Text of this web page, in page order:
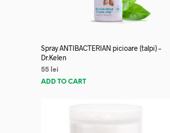
Spray ANTIBACTERIAN picioare (talpi) –
Dr.Kelen
55 lei
ADD TO CART